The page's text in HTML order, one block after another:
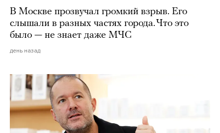
В Москве прозвучал громкий взрыв. Его
слышали в разных частях города. Что это
было — не знает даже МЧС
день назад